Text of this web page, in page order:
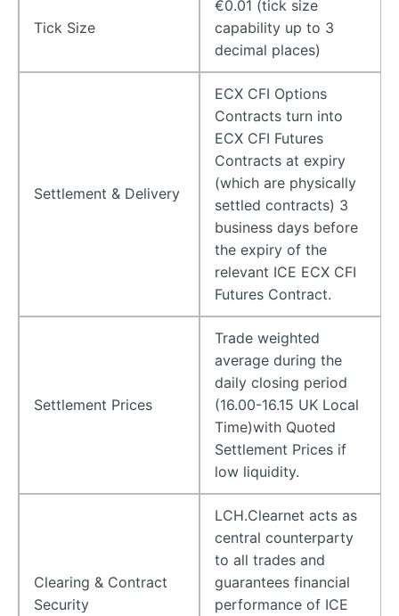
Tick Size
€0.01 (tick size
capability up to 3
decimal places)
Settlement & Delivery
ECX CFI Options
Contracts turn into
ECX CFI Futures
Contracts at expiry
(which are physically
settled contracts) 3
business days before
the expiry of the
relevant ICE ECX CFI
Futures Contract.
Settlement Prices
Trade weighted
average during the
daily closing period
(16.00-16.15 UK Local
Time)with Quoted
Settlement Prices if
low liquidity.
Clearing & Contract
Security
LCH.Clearnet acts as
central counterparty
to all trades and
guarantees financial
performance of ICE